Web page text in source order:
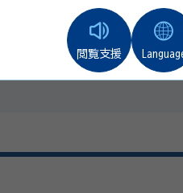
閲覧支援